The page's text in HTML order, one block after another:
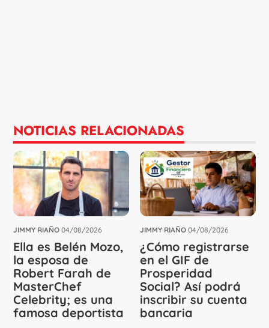
NOTICIAS RELACIONADAS
JIMMY RIAÑO 04/08/2026
Ella es Belén Mozo,
la esposa de
Robert Farah de
MasterChef
Celebrity; es una
famosa deportista
JIMMY RIAÑO 04/08/2026
¿Cómo registrarse
en el GIF de
Prosperidad
Social? Así podrá
inscribir su cuenta
bancaria